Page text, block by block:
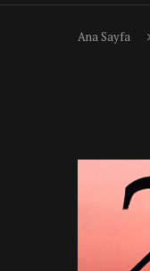
Ana Sayfa